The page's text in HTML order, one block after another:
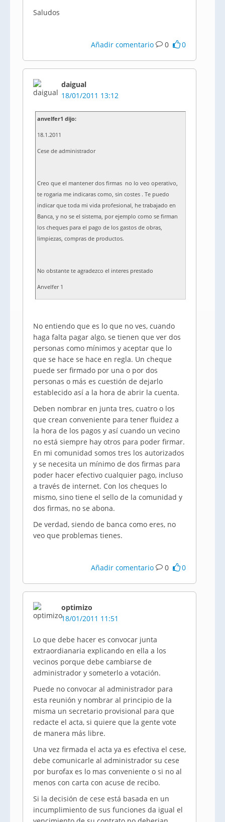
Saludos
Añadir comentario 0 0
daigual
18/01/2011 13:12
anvelfer1 dijo:
18.1.2011
Cese de administrador
Creo que el mantener dos firmas no lo veo operativo,
te rogaria me indicaras como, sin costes . Te puedo
indicar que toda mi vida profesional, he trabajado en
Banca, y no se el sistema, por ejemplo como se firman
los cheques para el pago de los gastos de obras,
limpiezas, compras de productos.
No obstante te agradezco el interes prestado
Anvelfer 1
No entiendo que es lo que no ves, cuando
haga falta pagar algo, se tienen que ver dos
personas como mínimos y aceptar que lo
que se hace se hace en regla. Un cheque
puede ser firmado por una o por dos
personas o más es cuestión de dejarlo
establecido así a la hora de abrir la cuenta.
Deben nombrar en junta tres, cuatro o los
que crean conveniente para tener fluidez a
la hora de los pagos y así cuando un vecino
no está siempre hay otros para poder firmar.
En mi comunidad somos tres los autorizados
y se necesita un mínimo de dos firmas para
poder hacer efectivo cualquier pago, incluso
a través de internet. Con los cheques lo
mismo, sino tiene el sello de la comunidad y
dos firmas, no se abona.
De verdad, siendo de banca como eres, no
veo que problemas tienes.
Añadir comentario 0 0
optimizo
18/01/2011 11:51
Lo que debe hacer es convocar junta
extraordianaria explicando en ella a los
vecinos porque debe cambiarse de
administrador y someterlo a votación.
Puede no convocar al administrador para
esta reunión y nombrar al principio de la
misma un secretario provisional para que
redacte el acta, si quiere que la gente vote
de manera más libre.
Una vez firmada el acta ya es efectiva el cese,
debe comunicarle al administrador su cese
por burofax es lo mas conveniente o si no al
menos con carta con acuse de recibo.
Si la decisión de cese está basada en un
incumplimiento de sus funciones da igual el